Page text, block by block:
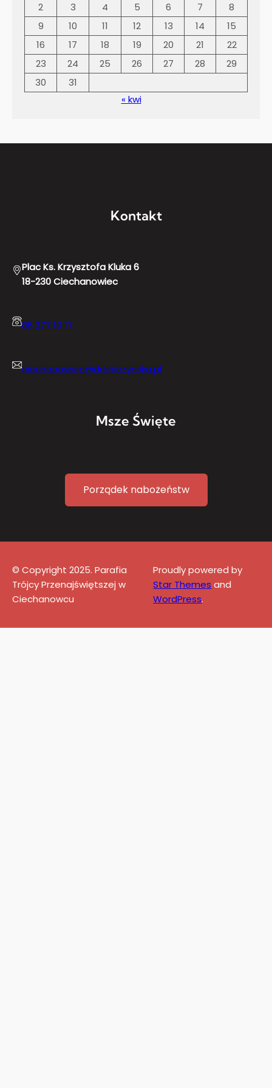
2
3 4 5 6 7
8
9
10 11 12 13 14
15
16
17 18 19 20 21
22
23
24 25 26 27 28
29
30
31
« kwi
Kontakt
Plac Ks. Krzysztofa Kluka 6
18-230 Ciechanowiec
86 277 10 17
ciechanowiec@drohiczynska.pl
Msze Święte
Porządek nabożeństw
© Copyright 2025. Parafia
Trójcy Przenajświętszej w
Ciechanowcu
Proudly powered by
Star Themes and
WordPress.